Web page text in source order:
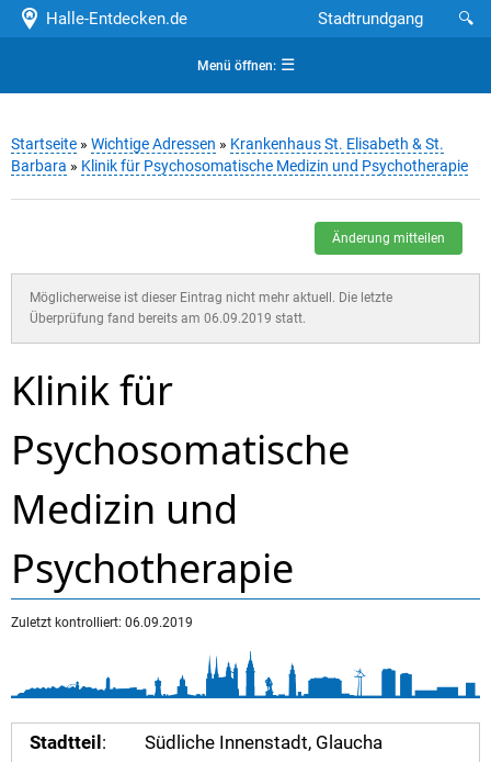
Halle-Entdecken.de 🔍
Stadtrundgang
Menü öffnen:☰
Startseite » Wichtige Adressen » Krankenhaus St. Elisabeth & St.
Barbara » Klinik für Psychosomatische Medizin und Psychotherapie
Änderung mitteilen
Möglicherweise ist dieser Eintrag nicht mehr aktuell. Die letzte
Überprüfung fand bereits am 06.09.2019 statt.
Klinik für
Psychosomatische
Medizin und
Psychotherapie
Zuletzt kontrolliert: 06.09.2019
Stadtteil :
Südliche Innenstadt, Glaucha